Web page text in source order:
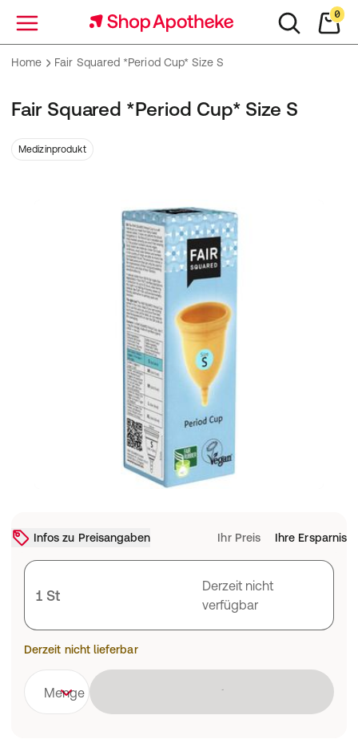
Menü
0
Home Fair Squared *Period Cup* Size S
Fair Squared *Period Cup* Size S
Medizinprodukt
Infos zu Preisangaben Ihr Preis Ihre Ersparnis
1 St
Derzeit nicht
verfügbar
Derzeit nicht lieferbar
Menge Lädt